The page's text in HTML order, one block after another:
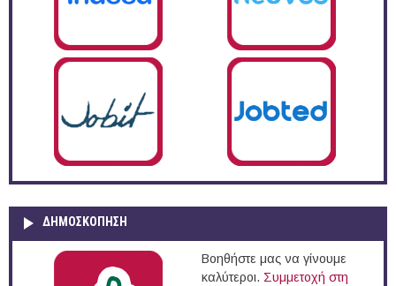
ΔΗΜΟΣΚΌΠΗΣΗ
Βοηθήστε μας να γίνουμε
καλύτεροι. Συμμετοχή στη